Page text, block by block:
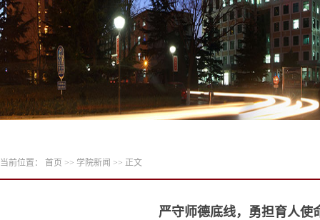
当前位置： 首页 >> 学院新闻 >> 正文
严守师德底线，勇担育人